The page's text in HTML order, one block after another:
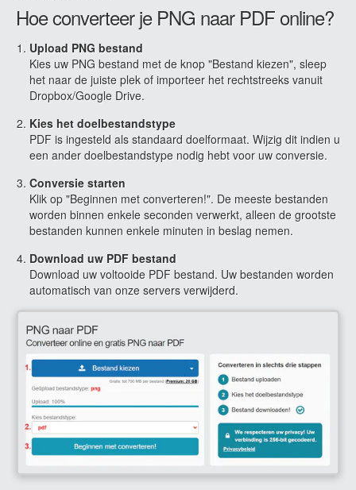
Hoe converteer je PNG naar PDF online?
Upload PNG bestand
Kies uw PNG bestand met de knop "Bestand kiezen", sleep
het naar de juiste plek of importeer het rechtstreeks vanuit
Dropbox/Google Drive.
Kies het doelbestandstype
PDF is ingesteld als standaard doelformaat. Wijzig dit indien u
een ander doelbestandstype nodig hebt voor uw conversie.
Conversie starten
Klik op "Beginnen met converteren!". De meeste bestanden
worden binnen enkele seconden verwerkt, alleen de grootste
bestanden kunnen enkele minuten in beslag nemen.
Download uw PDF bestand
Download uw voltooide PDF bestand. Uw bestanden worden
automatisch van onze servers verwijderd.